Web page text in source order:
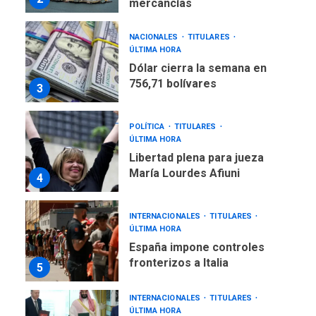
mercancías
3
NACIONALES
TITULARES
ÚLTIMA HORA
Dólar cierra la semana en
756,71 bolívares
4
POLÍTICA
TITULARES
ÚLTIMA HORA
Libertad plena para jueza
María Lourdes Afiuni
5
INTERNACIONALES
TITULARES
ÚLTIMA HORA
España impone controles
fronterizos a Italia
INTERNACIONALES
TITULARES
ÚLTIMA HORA